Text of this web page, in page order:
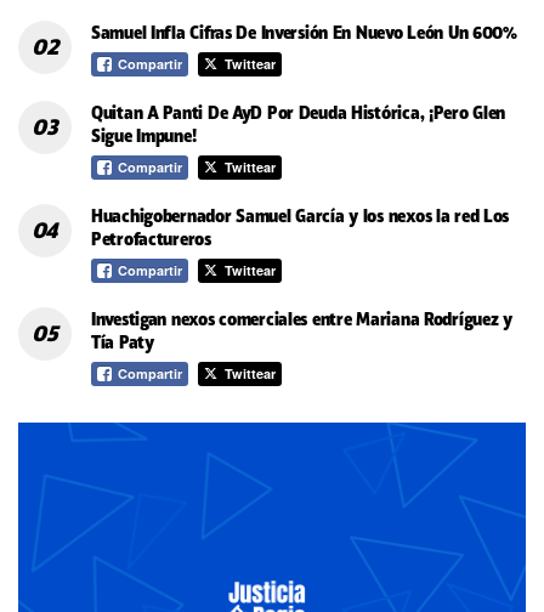
Samuel Infla Cifras De Inversión En Nuevo León Un 600%
Compartir Twittear
Quitan A Panti De AyD Por Deuda Histórica, ¡Pero Glen
Sigue Impune!
Compartir Twittear
Huachigobernador Samuel García y los nexos la red Los
Petrofactureros
Compartir Twittear
Investigan nexos comerciales entre Mariana Rodríguez y
Tía Paty
Compartir Twittear